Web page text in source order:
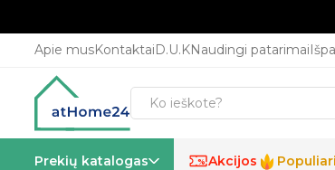
Apie musKontaktaiD.U.KNaudingi patarimai
Prekių katalogas % Akcijos